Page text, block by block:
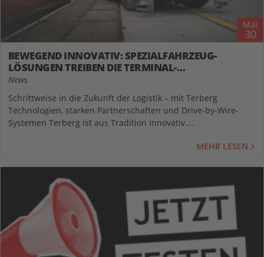
Mai
30
BEWEGEND INNOVATIV: SPEZIALFAHRZEUG-
LÖSUNGEN TREIBEN DIE TERMINAL-
AUTOMATISIERUNG VORAN
News
Schrittweise in die Zukunft der Logistik – mit Terberg
Technologien, starken Partnerschaften und Drive-by-Wire-
Systemen Terberg ist aus Tradition innovativ....
MEHR LESEN